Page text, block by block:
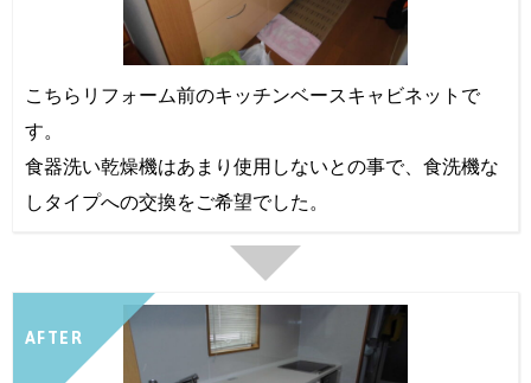
こちらリフォーム前のキッチンベースキャビネットで
す。
食器洗い乾燥機はあまり使用しないとの事で、食洗機な
しタイプへの交換をご希望でした。
AFTER